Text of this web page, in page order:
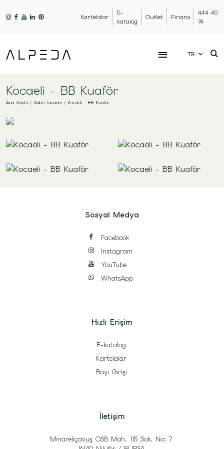
Kartelalar
E-
katalog
Outlet Finans
444 40
74
TR
Kocaeli - BB Kuaför
Ana Sayfa / Salon Tasarım / Kocaeli - BB Kuaför
Sosyal Medya
Facebook
Instagram
YouTube
WhatsApp
Hızlı Erişim
E-katalog
Kartelalar
Bayi Girişi
İletişim
Minareliçavuş OSB Mah. 115 Sok. No: 7